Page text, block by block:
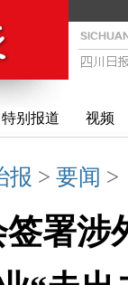
特别报道 视频
报 > 要闻
署涉